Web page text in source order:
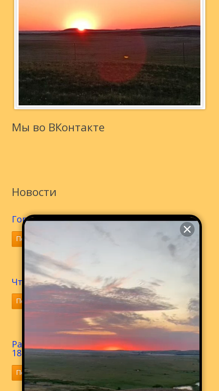
Мы во ВКонтакте
Новости
Гора откровения (гора Аркаим)
Подробнее
Что брать с собой в Аркаим? Статья.
Подробнее
Размещен новый фотоальбом из поездки
18 мая 2018 г.
Подробнее